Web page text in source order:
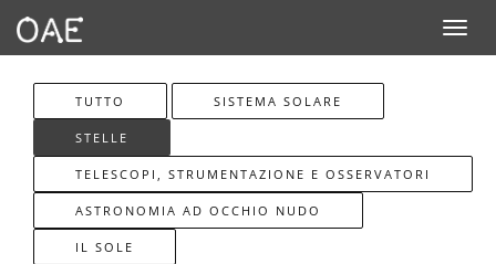
Toggle
TUTTO SISTEMA SOLARE
STELLE
TELESCOPI, STRUMENTAZIONE E OSSERVATORI
ASTRONOMIA AD OCCHIO NUDO
IL SOLE